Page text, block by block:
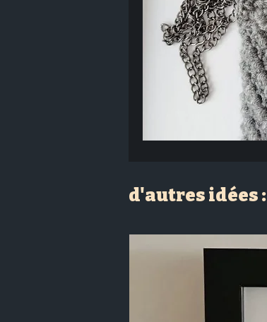
d'autres idées :